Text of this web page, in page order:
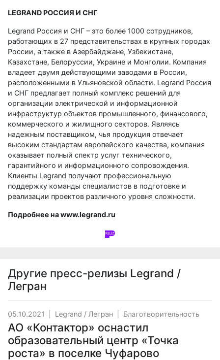
LEGRAND РОССИЯ И СНГ
Legrand Россия и СНГ – это более 1000 сотрудников,
работающих в 27 представительствах в крупных городах
России, а также в Азербайджане, Узбекистане,
Казахстане, Белоруссии, Украине и Монголии. Компания
владеет двумя действующими заводами в России,
расположенными в Ульяновской области. Legrand Россия
и СНГ предлагает полный комплекс решений для
организации электрической и информационной
инфраструктур объектов промышленного, финансового,
коммерческого и жилищного секторов. Являясь
надежным поставщиком, чья продукция отвечает
высоким стандартам европейского качества, компания
оказывает полный спектр услуг технического,
гарантийного и информационного сопровождения.
Клиенты Legrand получают профессиональную
поддержку команды специалистов в подготовке и
реализации проектов различного уровня сложности.
Подробнее наwww.legrand.ru
Другие пресс-релизы Legrand /
Легран
05.10.2021 Legrand / Легран Благотворительность
АО «Контактор» оснастил
образовательный центр «Точка
роста» в поселке Чуфарово